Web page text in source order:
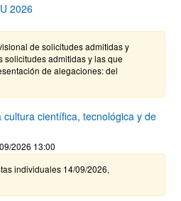
2026
de solicitudes admitidas y
admitidas y las que
de alegaciones: del
científica, tecnológica y de
2026 13:00
individuales 14/09/2026,